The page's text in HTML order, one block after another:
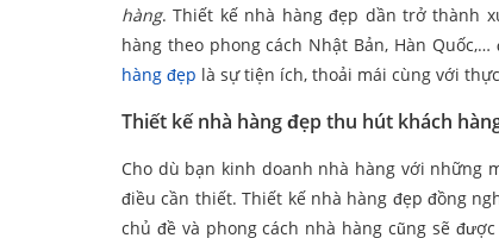
hàng. Thiết kế nhà hàng đẹp dần trở thành
hàng theo phong cách Nhật Bản, Hàn
hàng đẹp là sự tiện ích, thoải mái cùng với
Thiết kế nhà hàng đẹp thu hút khách
Cho dù bạn kinh doanh nhà hàng với
điều cần thiết. Thiết kế nhà hàng đẹp đồng
chủ đề và phong cách nhà hàng cũng sẽ